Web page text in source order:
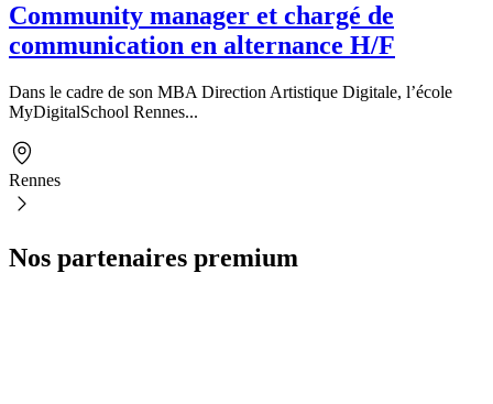
Community manager et chargé de
communication en alternance H/F
Dans le cadre de son MBA Direction Artistique Digitale, l’école
MyDigitalSchool Rennes...
Rennes
Nos partenaires premium